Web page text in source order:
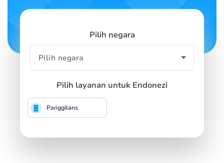
Pilih negara
Pilih layanan untuk Endonezi
Panggilans